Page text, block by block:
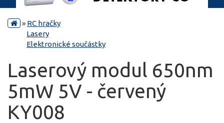
» RC hračky
Lasery
Elektronické součástky
Laserový modul 650nm
5mW 5V - červený
KY008